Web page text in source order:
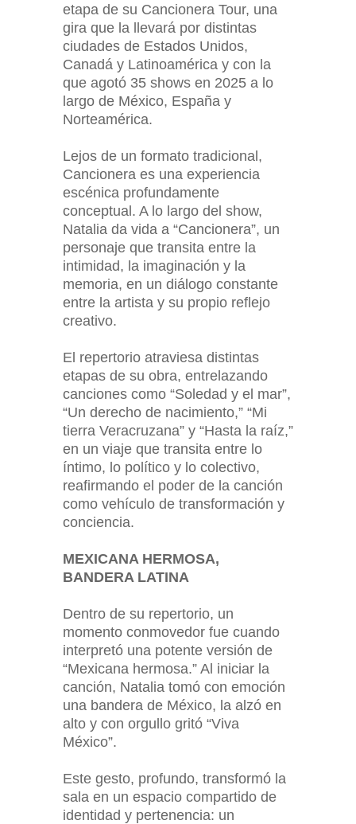
etapa de su Cancionera Tour, una
gira que la llevará por distintas
ciudades de Estados Unidos,
Canadá y Latinoamérica y con la
que agotó 35 shows en 2025 a lo
largo de México, España y
Norteamérica.
Lejos de un formato tradicional,
Cancionera es una experiencia
escénica profundamente
conceptual. A lo largo del show,
Natalia da vida a “Cancionera”, un
personaje que transita entre la
intimidad, la imaginación y la
memoria, en un diálogo constante
entre la artista y su propio reflejo
creativo.
El repertorio atraviesa distintas
etapas de su obra, entrelazando
canciones como “Soledad y el mar”,
“Un derecho de nacimiento,” “Mi
tierra Veracruzana” y “Hasta la raíz,”
en un viaje que transita entre lo
íntimo, lo político y lo colectivo,
reafirmando el poder de la canción
como vehículo de transformación y
conciencia.
MEXICANA HERMOSA,
BANDERA LATINA
Dentro de su repertorio, un
momento conmovedor fue cuando
interpretó una potente versión de
“Mexicana hermosa.” Al iniciar la
canción, Natalia tomó con emoción
una bandera de México, la alzó en
alto y con orgullo gritó “Viva
México”.
Este gesto, profundo, transformó la
sala en un espacio compartido de
identidad y pertenencia: un